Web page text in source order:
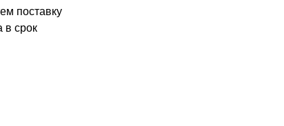
поставку
в срок